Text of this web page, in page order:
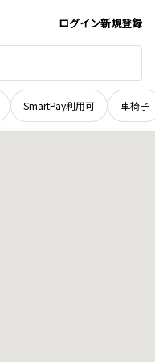
ログイン新規登録
SmartPay利用可 車椅子